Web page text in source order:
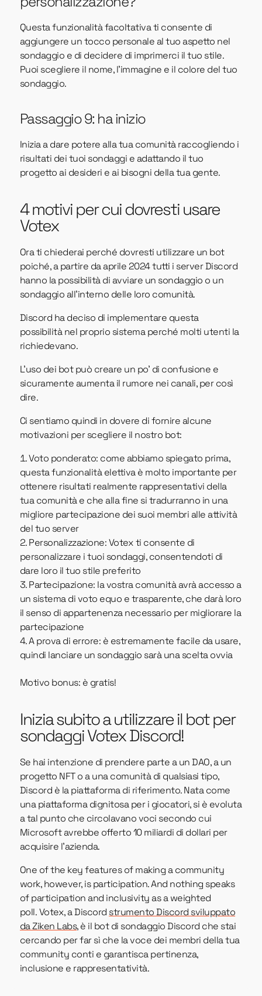
Questa funzionalità facoltativa ti consente di
aggiungere un tocco personale al tuo aspetto nel
sondaggio e di decidere di imprimerci il tuo stile.
Puoi scegliere il nome, l'immagine e il colore del tuo
sondaggio.
Passaggio 9: ha inizio
Inizia a dare potere alla tua comunità raccogliendo i
risultati dei tuoi sondaggi e adattando il tuo
progetto ai desideri e ai bisogni della tua gente.
4 motivi per cui dovresti usare
Votex
Ora ti chiederai perché dovresti utilizzare un bot
poiché, a partire da aprile 2024 tutti i server Discord
hanno la possibilità di avviare un sondaggio o un
sondaggio all'interno delle loro comunità.
Discord ha deciso di implementare questa
possibilità nel proprio sistema perché molti utenti la
richiedevano.
L'uso dei bot può creare un po' di confusione e
sicuramente aumenta il rumore nei canali, per così
dire.
Ci sentiamo quindi in dovere di fornire alcune
motivazioni per scegliere il nostro bot:
Voto ponderato: come abbiamo spiegato prima,
questa funzionalità elettiva è molto importante per
ottenere risultati realmente rappresentativi della
tua comunità e che alla fine si tradurranno in una
migliore partecipazione dei suoi membri alle attività
del tuo server
Personalizzazione: Votex ti consente di
personalizzare i tuoi sondaggi, consentendoti di
dare loro il tuo stile preferito
Partecipazione: la vostra comunità avrà accesso a
un sistema di voto equo e trasparente, che darà loro
il senso di appartenenza necessario per migliorare la
partecipazione
A prova di errore: è estremamente facile da usare,
quindi lanciare un sondaggio sarà una scelta ovvia
Motivo bonus: è gratis!
Inizia subito a utilizzare il bot per
sondaggi Votex Discord!
Se hai intenzione di prendere parte a un DAO, a un
progetto NFT o a una comunità di qualsiasi tipo,
Discord è la piattaforma di riferimento. Nata come
una piattaforma dignitosa per i giocatori, si è evoluta
a tal punto che circolavano voci secondo cui
Microsoft avrebbe offerto 10 miliardi di dollari per
acquisire l'azienda.
One of the key features of making a community
work, however, is participation. And nothing speaks
of participation and inclusivity as a weighted
poll. Votex, a Discord strumento Discord sviluppato
da Ziken Labs, è il bot di sondaggio Discord che stai
cercando per far sì che la voce dei membri della tua
community conti e garantisca pertinenza,
inclusione e rappresentatività.